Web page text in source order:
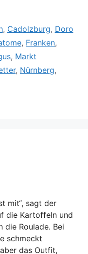
, Cadolzburg, Doro
, Franken,
, Markt
, Nürnberg,
mit“, sagt der
die Kartoffeln und
die Roulade. Bei
schmeckt
das Outfit,